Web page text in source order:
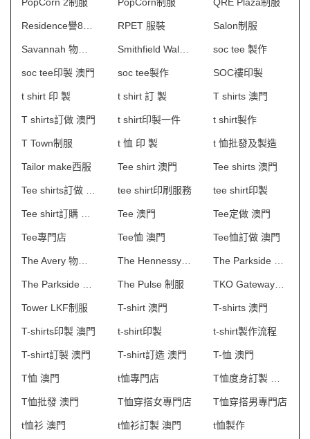
RPET 服裝 Salon制服
Smithfield Walk制服 soc tee 製作
soc tee印製 澳門 soc tee製作 SOC褸印製
t shirt 印 製 t shirt 訂 製 T shirts 澳門
T shirts訂做 澳門 t shirt印製一件 t shirt製作
T Town制服 t 恤 印 製 t 恤批發及製造
Tailor make西服 Tee shirt 澳門 Tee shirts 澳門
tee shirt印刷服務 tee shirt印製
Tee 澳門 Tee定做 澳門
Tee專門店 Tee恤 澳門 Tee恤訂做 澳門
The Hennessy制服
The Pulse 制服
Tower LKF制服 T-shirt 澳門 T-shirts 澳門
T-shirts印製 澳門 t-shirt印製 t-shirt製作流程
T-shirt訂製 澳門 T-shirt訂造 澳門 T-恤 澳門
T恤 澳門 t恤專門店
T恤批發 澳門 T恤穿搭女專門店 T恤穿搭男專門店
t恤衫 澳門 t恤衫訂製 澳門 t恤製作